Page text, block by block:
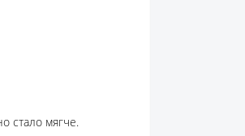
стало мягче.